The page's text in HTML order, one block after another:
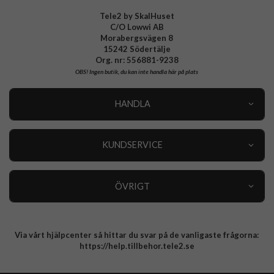
Tele2 by SkalHuset
C/O Lowwi AB
Morabergsvägen 8
15242 Södertälje
Org. nr: 556881-9238
OBS!Ingen butik, du kan inte handla här på plats
HANDLA
KUNDSERVICE
ÖVRIGT
Integritetspolicy
Via vårt hjälpcenter så hittar du svar på de vanligaste frågorna:
https://help.tillbehor.tele2.se